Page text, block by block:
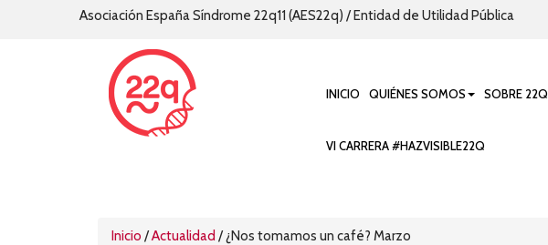
Asociación España Síndrome 22q11 (AES22q) / Entidad de Utilidad Pública
INICIO QUIÉNES SOMOS SOBRE 22Q
VI CARRERA #HAZVISIBLE22Q
Inicio /Actualidad /¿Nos tomamos un café? Marzo